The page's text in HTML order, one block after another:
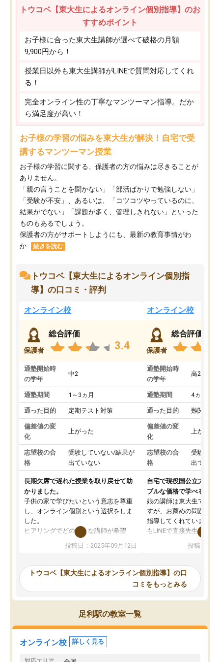
トウコベ【東大生によるオンライン個別指導】のお
すすめポイント
お子様に合った東大生講師が選べて破格の月額
9,900円から！
授業日以外も東大生講師がLINEで質問対応してくれ
る！
完全オンライン性の丁寧なマンツーマン指導。だか
ら満足度が高い！
お子様の学習の悩みを東大生が解決！自宅で受
講するマンツーマン授業
お子様の学習に関する、保護者の方の悩みは尽きることが
ありません。
「親の言うことを聞かない」「部活ばかりで勉強しない」
「受験が不安」、あるいは、「コツコツやっているのに、
結果がでない」「課題が多く、管理しきれない」といった
ものもあるでしょう。
保護者の方がサポートしようにも、最新の教育事情がわ
か...
続きを読む
トウコベ【東大生によるオンライン個別指
導】の口コミ・評判
オンライン校
保護者
総合評価
3.4
通塾開始時
の学年
中2
通塾期間 1～3ヵ月
通った目的 定期テスト対策
偏差値の変
化
上がった
志望校の合
格
受験していない/結果が
出ていない
長期欠席で遅れた授業を取り戻せて助
かりました。
子供の家で学びたいという意志を尊重
し、オンライン個別という選択をしま
した。
ヒアリングでどのような講師が希望
か、オプションは付帯するかなど選ぶ
事が出来ました。
ーティングを行い、その講師で良いか
見てから講師を決定する事ができま
す。
うちの子は、初回面談の講師の方で決
オンラインツールを使用した単語帳の
共有があり宿題もそちらで出される形
でした。
投稿日：2025年09月12日
オンライン校
保護者
総合評価
通塾開始時
の学年
高2
通塾期間 4ヵ月～1
通った目的 難関私立
偏差値の変
化
上がった
志望校の合
格
受験して
出ていな
自宅で現役国公立大学生
ブルな価格で学べる
娘の講師は東大生では無
すが、お薦めの問題集や
指導してくれています。
もLINEで直接先生に質問
めれるので、個人に合
いなのがあり(有料)、受
ことをどんなスケジュー
くか相談したのですが、
ち期待したものではなく
くなってきたようなので
投稿日：
トウコベ【東大生によるオンライン個別指導】の口
コミをもっとみる
足利駅の教室一覧
オンライン校 詳しく見る